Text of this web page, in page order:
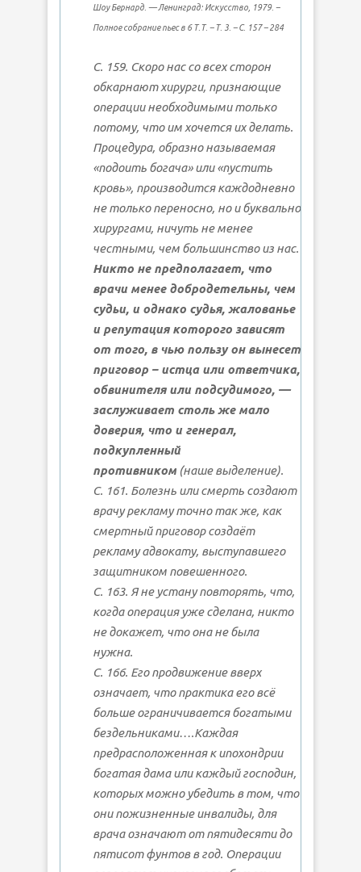
Шоу Бернард. — Ленинград: Искусство, 1979. –
Полное собрание пьес в 6 Т.Т. – Т. 3. – С. 157 – 284
С. 159. Скоро нас со всех сторон
обкарнают хирурги, признающие
операции необходимыми только
потому, что им хочется их делать.
Процедура, образно называемая
«подоить богача» или «пустить
кровь», производится каждодневно
не только переносно, но и буквально
хирургами, ничуть не менее
честными, чем большинство из нас.
Никто не предполагает, что
врачи менее добродетельны, чем
судьи, и однако судья, жалованье
и репутация которого зависят
от того, в чью пользу он вынесет
приговор – истца или ответчика,
обвинителя или подсудимого, —
заслуживает столь же мало
доверия, что и генерал,
подкупленный
противником (наше выделение).
С. 161. Болезнь или смерть создают
врачу рекламу точно так же, как
смертный приговор создаёт
рекламу адвокату, выступавшего
защитником повешенного.
С. 163. Я не устану повторять, что,
когда операция уже сделана, никто
не докажет, что она не была
нужна.
С. 166. Его продвижение вверх
означает, что практика его всё
больше ограничивается богатыми
бездельниками….Каждая
предрасположенная к ипохондрии
богатая дама или каждый господин,
которых можно убедить в том, что
они пожизненные инвалиды, для
врача означают от пятидесяти до
пятисот фунтов в год. Операции